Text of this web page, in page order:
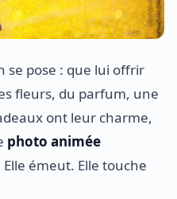
se pose : que lui offrir
fleurs, du parfum, une
ont leur charme,
photo animée
émeut. Elle touche